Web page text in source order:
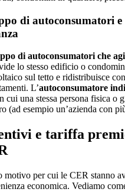
di autoconsumatori
di autoconsumatori che
lo stesso edificio o
sul tetto e ridistribuisce
L’autoconsumatore
cui una stessa persona fisica
(ad esempio un’azienda con
e tariffa
motivo per cui le CER stanno
economica. Vediamo